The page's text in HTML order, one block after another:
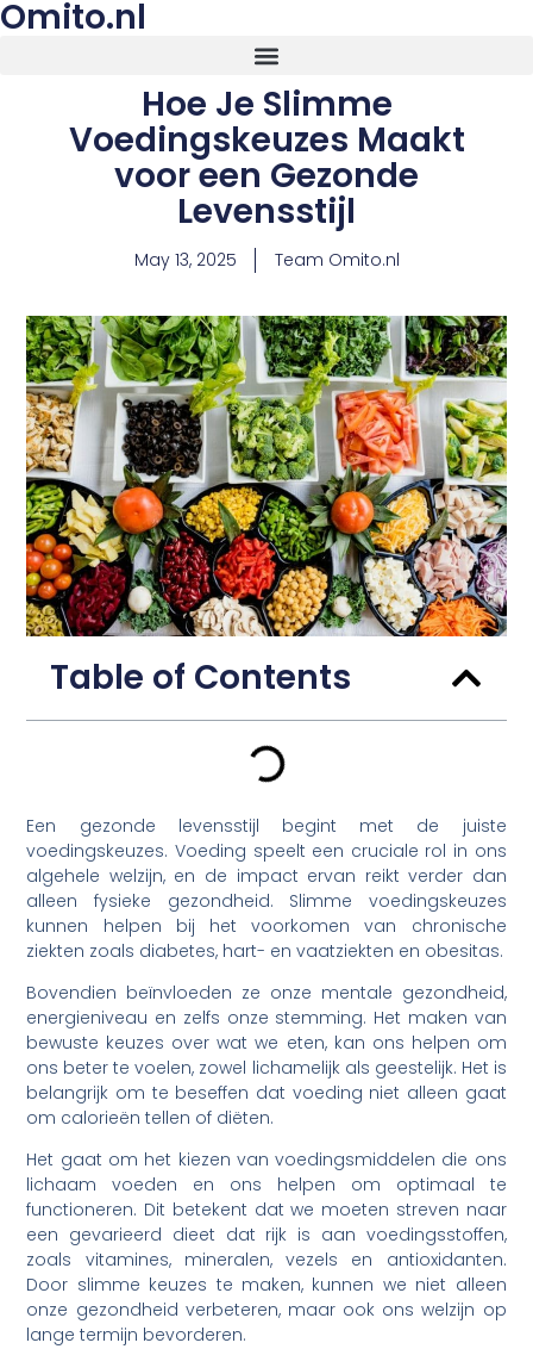
Omito.nl
Hoe Je Slimme
Voedingskeuzes Maakt
voor een Gezonde
Levensstijl
May 13, 2025 Team Omito.nl
Table of Contents
Een gezonde levensstijl begint met de juiste
voedingskeuzes. Voeding speelt een cruciale rol in ons
algehele welzijn, en de impact ervan reikt verder dan
alleen fysieke gezondheid. Slimme voedingskeuzes
kunnen helpen bij het voorkomen van chronische
ziekten zoals diabetes, hart- en vaatziekten en obesitas.
Bovendien beïnvloeden ze onze mentale gezondheid,
energieniveau en zelfs onze stemming. Het maken van
bewuste keuzes over wat we eten, kan ons helpen om
ons beter te voelen, zowel lichamelijk als geestelijk. Het is
belangrijk om te beseffen dat voeding niet alleen gaat
om calorieën tellen of diëten.
Het gaat om het kiezen van voedingsmiddelen die ons
lichaam voeden en ons helpen om optimaal te
functioneren. Dit betekent dat we moeten streven naar
een gevarieerd dieet dat rijk is aan voedingsstoffen,
zoals vitamines, mineralen, vezels en antioxidanten.
Door slimme keuzes te maken, kunnen we niet alleen
onze gezondheid verbeteren, maar ook ons welzijn op
lange termijn bevorderen.